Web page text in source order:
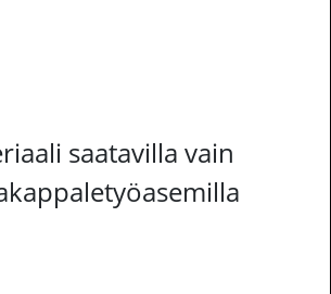
saatavilla vain